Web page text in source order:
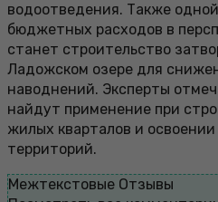
водоотведения. Также
бюджетных расходов в
станет строительство
Ладожском озере для
наводнений. Эксперты
найдут применение при
жилых кварталов и
территорий.
Межтекстовые Отзывы